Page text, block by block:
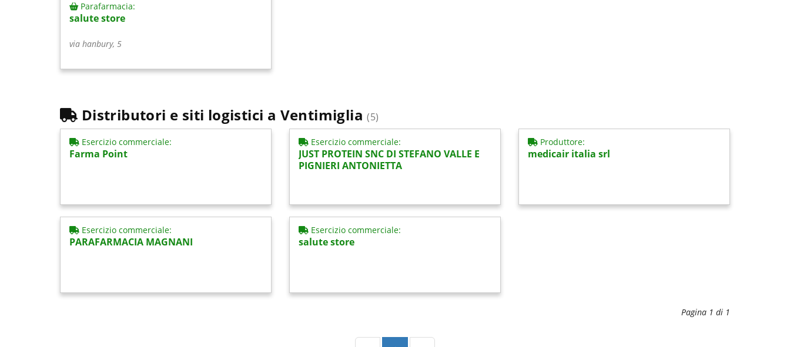
Parafarmacia:
salute store
via hanbury, 5
Distributori e siti logistici a Ventimiglia (5)
Esercizio commerciale:
Farma Point
Esercizio commerciale:
JUST PROTEIN SNC DI STEFANO VALLE E
PIGNIERI ANTONIETTA
Produttore:
medicair italia srl
Esercizio commerciale:
PARAFARMACIA MAGNANI
Esercizio commerciale:
salute store
Pagina 1 di 1